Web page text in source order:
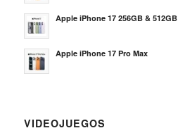
Apple iPhone 17 256GB & 512GB
Apple iPhone 17 Pro Max
VIDEOJUEGOS